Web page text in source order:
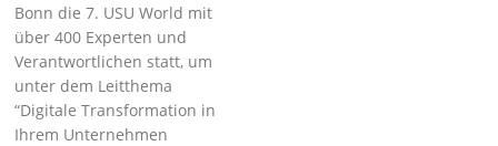
Bonn die 7. USU World mit
über 400 Experten und
Verantwortlichen statt, um
unter dem Leit­thema
“Digitale Transformation in
Ihrem Unternehmen